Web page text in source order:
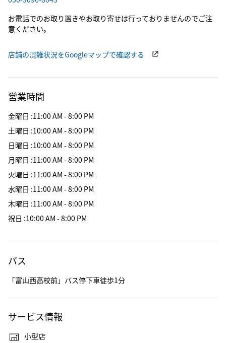
お電話でのお取り置きやお取り寄せは行っておりませんのでご注
意ください。
店舗の混雑状況をGoogleマップで確認する
営業時間
金曜日 :11:00 AM - 8:00 PM
土曜日 :10:00 AM - 8:00 PM
日曜日 :10:00 AM - 8:00 PM
月曜日 :11:00 AM - 8:00 PM
火曜日 :11:00 AM - 8:00 PM
水曜日 :11:00 AM - 8:00 PM
木曜日 :11:00 AM - 8:00 PM
祝日 :10:00 AM - 8:00 PM
バス
「富山西高校前」バス停下車徒歩1分
サービス情報
小型店